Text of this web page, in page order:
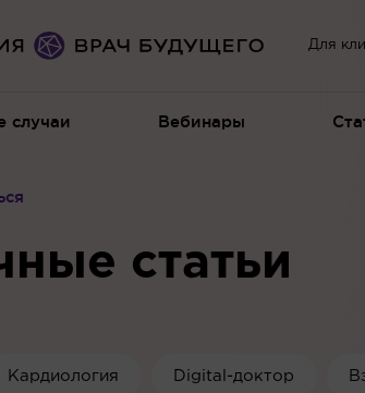
случаи Вебинары
Для
статьи
Кардиология Digital-доктор